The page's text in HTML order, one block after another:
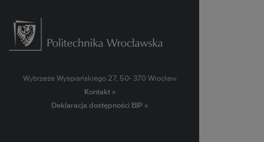
Wybrzeże Wyspiańskiego 27, 50- 370 Wrocław
Kontakt »
Deklaracja dostępności BIP »